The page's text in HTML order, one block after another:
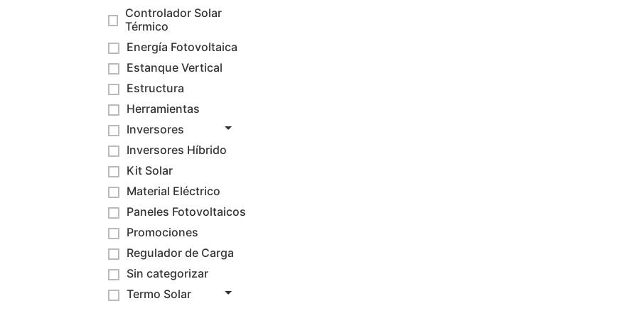
Controlador Solar
Térmico
Energía Fotovoltaica
Estanque Vertical
Estructura
Herramientas
Inversores
Inversores Híbrido
Kit Solar
Material Eléctrico
Paneles Fotovoltaicos
Promociones
Regulador de Carga
Sin categorizar
Termo Solar